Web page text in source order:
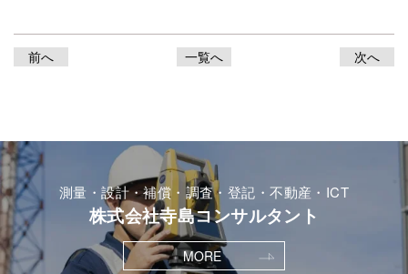
前へ 一覧へ 次へ
測量・設計・補償・調査・登記・不動産・ICT
株式会社寺島コンサルタント
MORE